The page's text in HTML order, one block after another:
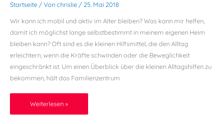
Startseite/ Vonchrislie /25. Mai 2018
Wir kann ich mobil und aktiv im Alter bleiben? Was kann mir helfen,
damit ich möglichst lange selbstbestimmt in meinem eigenen Heim
bleiben kann? Oft sind es die kleinen Hilfsmittel, die den Alltag
erleichtern, wenn die Kräfte schwinden oder die Beweglichkeit
eingeschränkt ist. Um einen Überblick über die kleinen Alltagshilfen zu
bekommen, hält das Familienzentrum
Mai
Weiterlesen »